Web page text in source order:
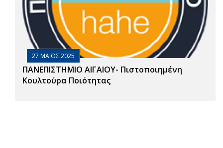
27 ΜΑΙΟΣ 2025
ΠΑΝΕΠΙΣΤΗΜΙΟ ΑΙΓΑΙΟΥ- Πιστοποιημένη
Κουλτούρα Ποιότητας